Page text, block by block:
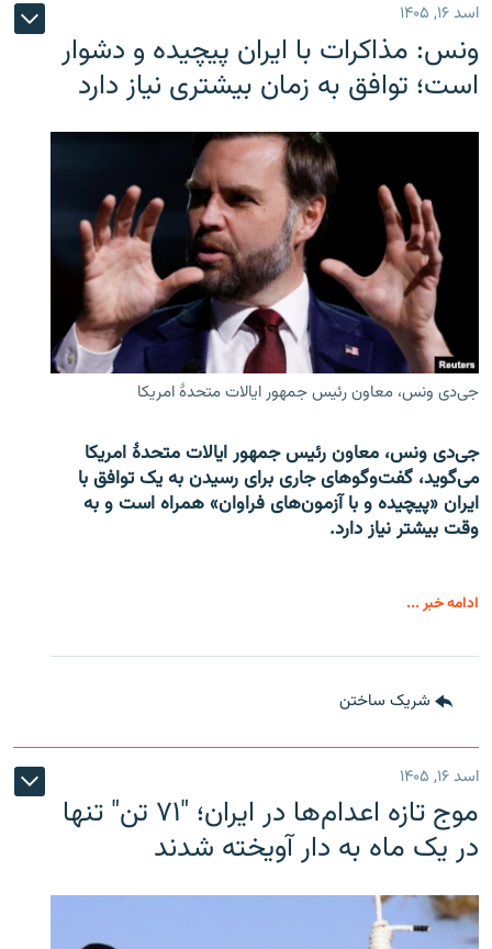
اسد ۱۶, ۱۴۰۵
ونس: مذاکرات با ایران پیچیده و دشوار
است؛ توافق به زمان بیشتری نیاز دارد
جی‌دی ونس، معاون رئیس جمهور ایالات متحدۀ امریکا
جی‌دی ونس، معاون رئیس جمهور ایالات متحدۀ امریکا
می‌گوید، گفت‌وگوهای جاری برای رسیدن به یک توافق با
ایران «پیچیده و با آزمون‌های فراوان» همراه است و به
وقت بیشتر نیاز دارد.
ادامه خبر ...
شریک ساختن
اسد ۱۶, ۱۴۰۵
موج تازه اعدام‌ها در ایران؛ "۷۱ تن" تنها
در یک ماه به دار آویخته شدند